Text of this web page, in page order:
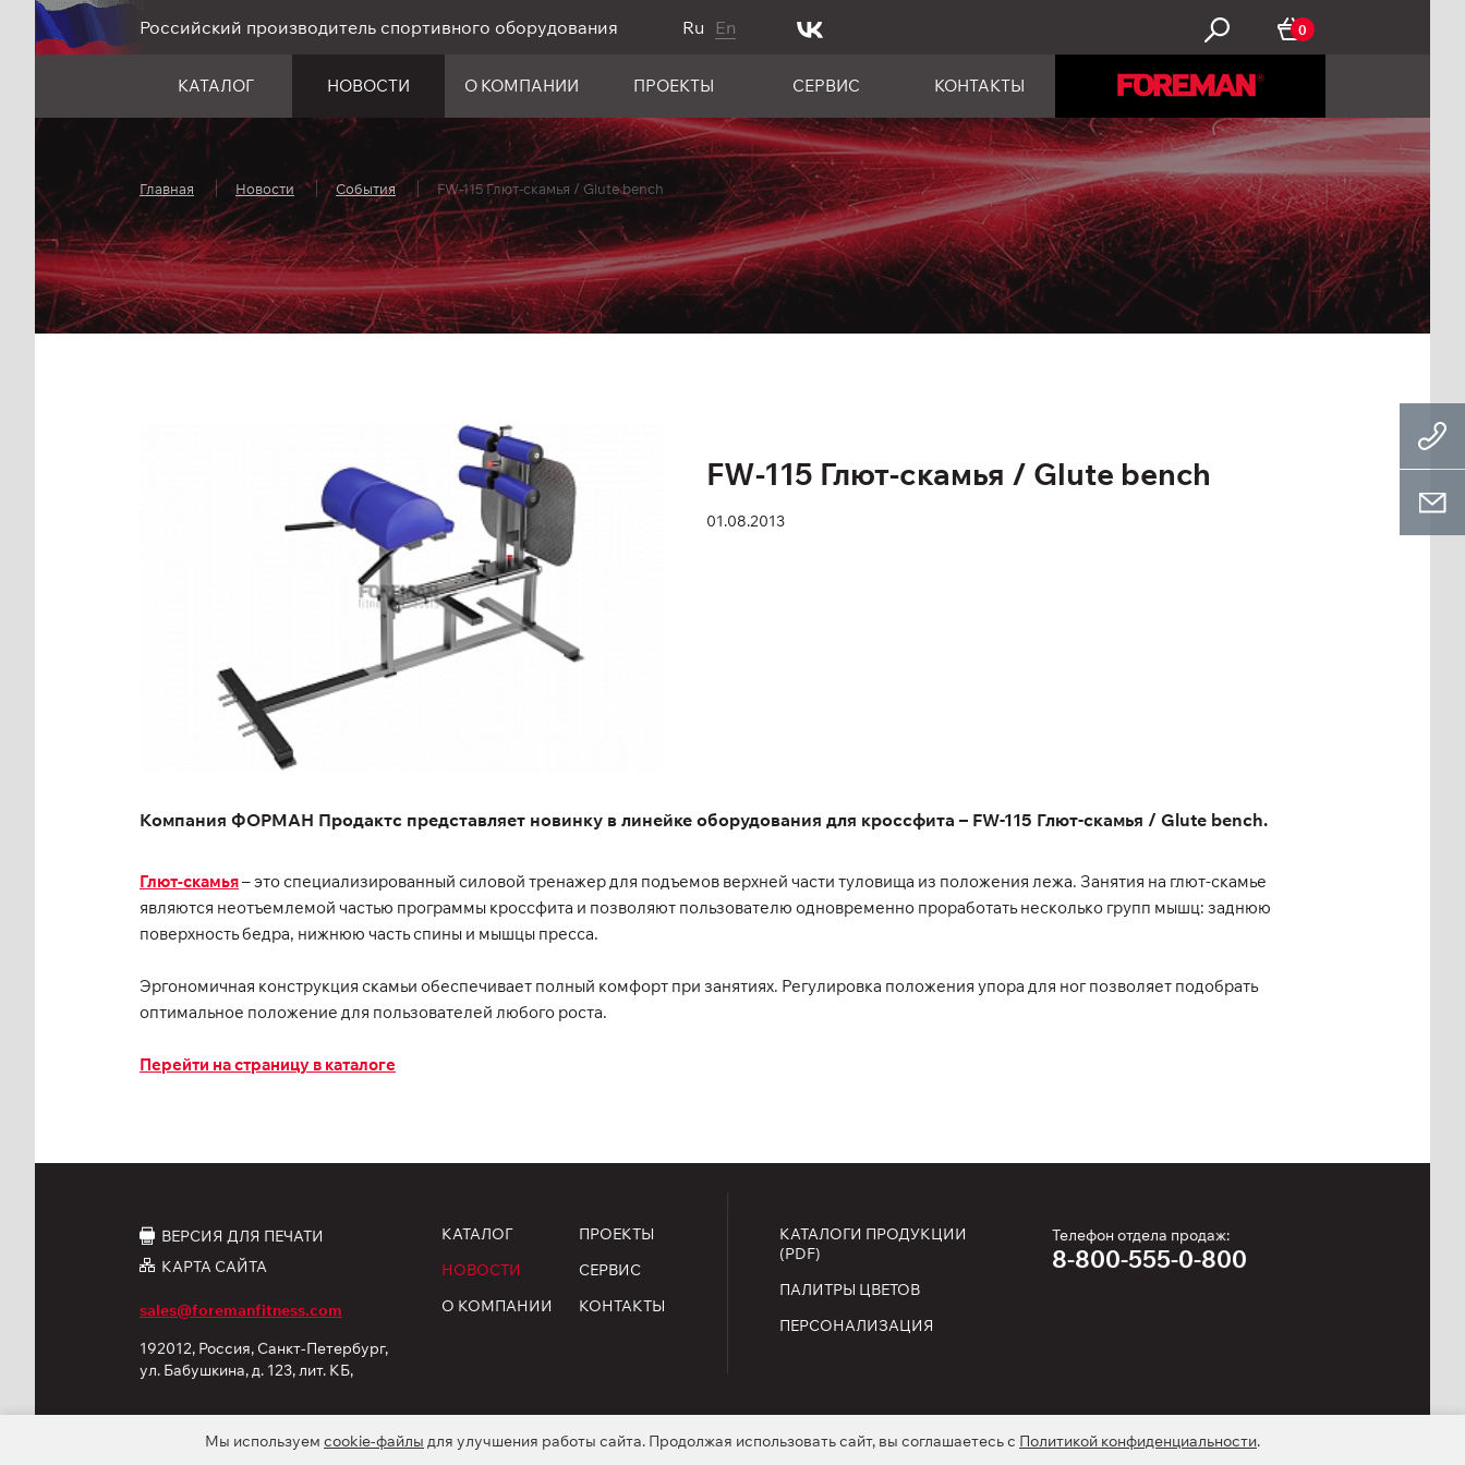
Российский производитель спортивного оборудования Ru En 0
КАТАЛОГ НОВОСТИ О КОМПАНИИ ПРОЕКТЫ СЕРВИС КОНТАКТЫ
Главная Новости События FW-115 Глют-скамья / Glute bench
FW-115 Глют-скамья / Glute bench
01.08.2013
Компания ФОРМАН Продактс представляет новинку в линейке оборудования для кроссфита – FW-115 Глют-скамья / Glute bench.
Глют-скамья– это специализированный силовой тренажер для подъемов верхней части туловища из положения лежа. Занятия на глют-скамье
являются неотъемлемой частью программы кроссфита и позволяют пользователю одновременно проработать несколько групп мышц: заднюю
поверхность бедра, нижнюю часть спины и мышцы пресса.
Эргономичная конструкция скамьи обеспечивает полный комфорт при занятиях. Регулировка положения упора для ног позволяет подобрать
оптимальное положение для пользователей любого роста.
Перейти на страницу в каталоге
ВЕРСИЯ ДЛЯ ПЕЧАТИ
КАРТА САЙТА
sales@foremanfitness.com
192012, Россия, Санкт-Петербург,
ул. Бабушкина, д. 123, лит. КБ,
КАТАЛОГ
НОВОСТИ
О КОМПАНИИ
ПРОЕКТЫ
СЕРВИС
КОНТАКТЫ
КАТАЛОГИ ПРОДУКЦИИ
(PDF)
ПАЛИТРЫ ЦВЕТОВ
ПЕРСОНАЛИЗАЦИЯ
Телефон отдела продаж:
8-800-555-0-800
© 2026 ООО «ФОРМАН Продактс». Все права защищены.
Мы используем cookie-файлы для улучшения работы сайта. Продолжая использовать сайт, вы соглашаетесь с Политикой конфиденциальности.